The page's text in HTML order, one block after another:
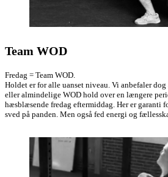
Team WOD
Fredag = Team WOD.
Holdet er for alle uanset niveau. Vi anbefaler
eller almindelige WOD hold over en længere
hæsblæsende fredag eftermiddag. Her er garanti
sved på panden. Men også fed energi og